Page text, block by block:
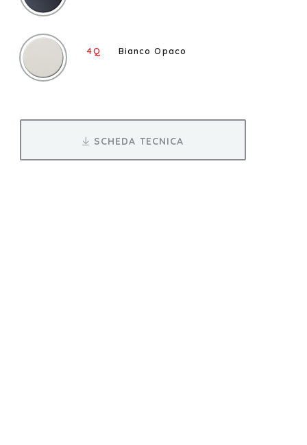
4Q Bianco Opaco
SCHEDA TECNICA